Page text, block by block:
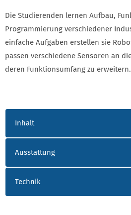
Die Studierenden lernen Aufbau,
Programmierung verschiedener
einfache Aufgaben erstellen sie
passen verschiedene Sensoren an
deren Funktionsumfang zu erweitern.
AKKORDEON
Inhalt
Ausstattung
Technik